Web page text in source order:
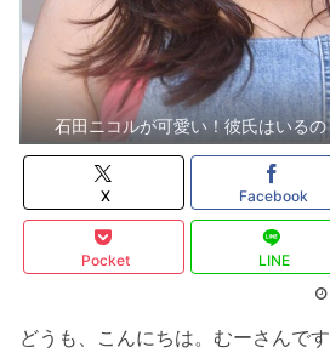
石田ニコルが可愛い！彼氏はいる
X Facebook
Pocket LINE
どうも、こんにちは。むーさんです